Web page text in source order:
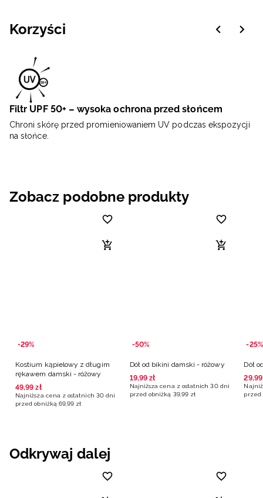
Korzyści
Filtr UPF 50+ – wysoka ochrona przed słońcem
Chroni skórę przed promieniowaniem UV podczas ekspozycji
na słońce.
Zobacz podobne produkty
-29%
Kostium kąpielowy z długim
rękawem damski - różowy
49,99 zł
Najniższa cena z ostatnich 30 dni
przed obniżką 69,99 zł
-50%
Dół od bikini damski - różowy
19,99 zł
Najniższa cena z ostatnich 30 dni
przed obniżką 39,99 zł
-25%
Dół
29,99
przed
Odkrywaj dalej